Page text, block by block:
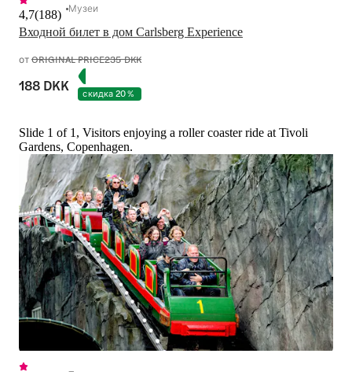
Входной билет в дом Carlsberg Experience
4,7(188) Музеи
отORIGINAL PRICE235 DKK
188 DKK скидка 20 %
Slide 1 of 1, Visitors enjoying a roller coaster ride at Tivoli
Gardens, Copenhagen.